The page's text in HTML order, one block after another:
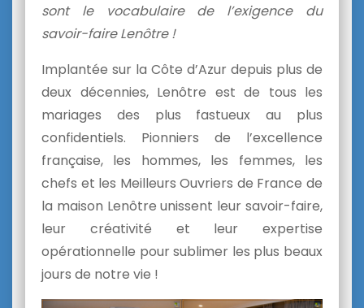
sont le vocabulaire de l’exigence du
savoir-faire Lenôtre !
Implantée sur la Côte d’Azur depuis plus de
deux décennies, Lenôtre est de tous les
mariages des plus fastueux au plus
confidentiels. Pionniers de l’excellence
française, les hommes, les femmes, les
chefs et les Meilleurs Ouvriers de France de
la maison Lenôtre unissent leur savoir-faire,
leur créativité et leur expertise
opérationnelle pour sublimer les plus beaux
jours de notre vie !